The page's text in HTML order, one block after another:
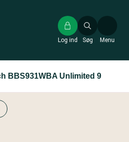
Søg
Log ind Menu
BBS931WBA Unlimited 9